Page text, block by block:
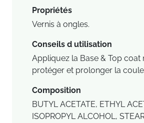
Propriétés
Vernis à ongles.
Conseils d utilisation
Appliquez la Base & Top
protéger et prolonger la
Composition
BUTYL ACETATE, ETHYL
ISOPROPYL ALCOHOL,